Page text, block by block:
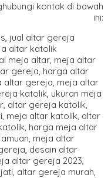
kontak di bawah
ini: